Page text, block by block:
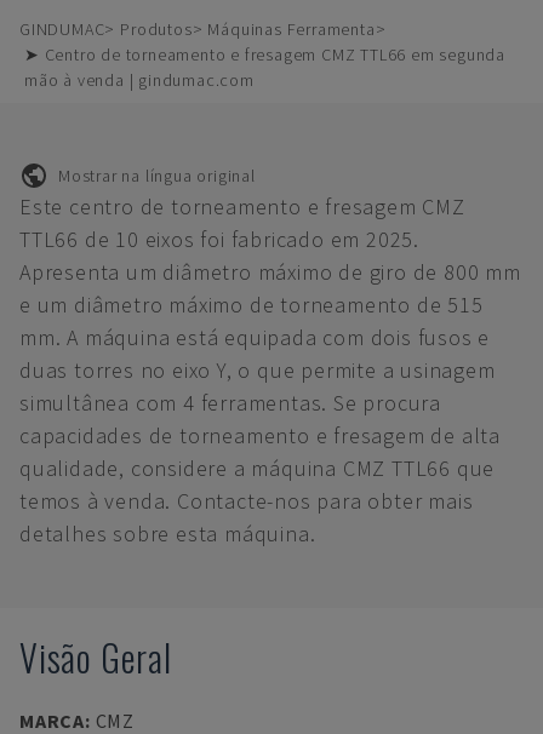
GINDUMAC Produtos
Máquinas Ferramenta
➤ Centro de torneamento e fresagem CMZ TTL66 em segunda
mão à venda | gindumac.com
Mostrar na língua original
Este centro de torneamento e fresagem CMZ
TTL66 de 10 eixos foi fabricado em 2025.
Apresenta um diâmetro máximo de giro de 800 mm
e um diâmetro máximo de torneamento de 515
mm. A máquina está equipada com dois fusos e
duas torres no eixo Y, o que permite a usinagem
simultânea com 4 ferramentas. Se procura
capacidades de torneamento e fresagem de alta
qualidade, considere a máquina CMZ TTL66 que
temos à venda. Contacte-nos para obter mais
detalhes sobre esta máquina.
Visão Geral
MARCA: CMZ